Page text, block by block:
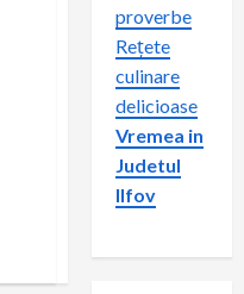
proverbe
Rețete
culinare
delicioase
Vremea in
Judetul
Ilfov